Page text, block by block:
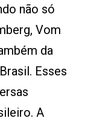
não só
Vom
da
Esses
A